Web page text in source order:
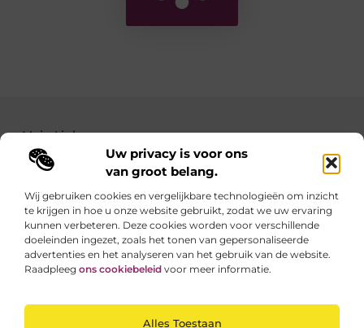
Uw privacy is voor ons
van groot belang.
Wij gebruiken cookies en vergelijkbare technologieën om inzicht
te krijgen in hoe u onze website gebruikt, zodat we uw ervaring
kunnen verbeteren. Deze cookies worden voor verschillende
doeleinden ingezet, zoals het tonen van gepersonaliseerde
advertenties en het analyseren van het gebruik van de website.
Raadpleeg ons cookiebeleid voor meer informatie.
Alles Toestaan
Main Links
Linkzoekertjes.be brengt je elke dag iets nieuws
Inspirerende blogs en waardevolle tips voor een
slimmer en leuker internetgebruik.